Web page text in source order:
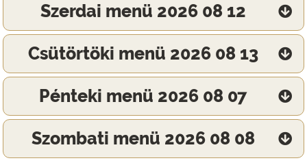
Szerdai menü 2026 08 12
Csütörtöki menü 2026 08 13
Pénteki menü 2026 08 07
Szombati menü 2026 08 08